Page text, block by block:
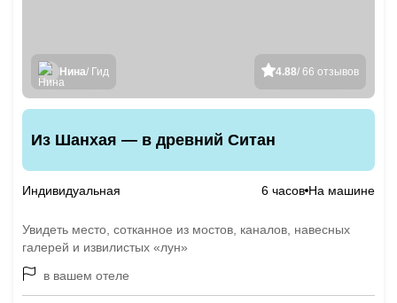
4.88/ 66 отзывов
Нина/ Гид
Из Шанхая — в древний Ситан
Индивидуальная 6 часов На машине
Увидеть место, сотканное из мостов, каналов, навесных
галерей и извилистых «лун»
в вашем отеле